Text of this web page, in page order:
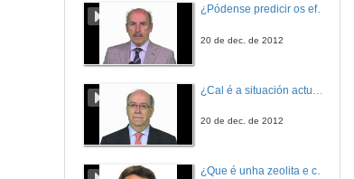
¿Pódense predicir os efectos polo achegamento á Terra dos asteroides?
20 de dec. de 2012
20 de dec. de 2012
¿Que é unha zeolita e cales son as súas aplicacións?